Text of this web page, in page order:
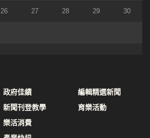
26 27 28 29 30
政府佳績
新聞刊登教學
樂活消費
編輯精選新聞
育樂活動